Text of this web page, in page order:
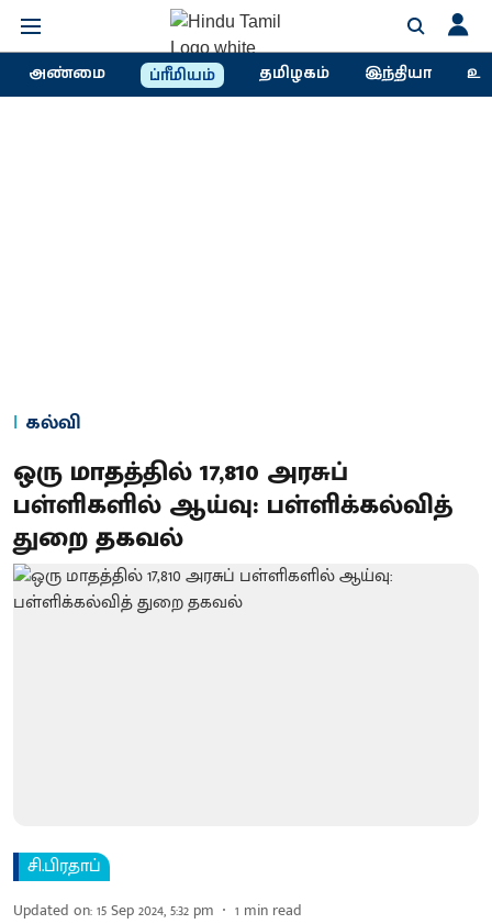
அண்மை ப்ரீமியம் தமிழகம் இந்தியா
கல்வி
ஒரு மாதத்தில் 17,810 அரசுப்
பள்ளிகளில் ஆய்வு: பள்ளிக்கல்வித்
துறை தகவல்
சி.பிரதாப்
Updated on:15 Sep 2024, 5:32 pm 1 min read